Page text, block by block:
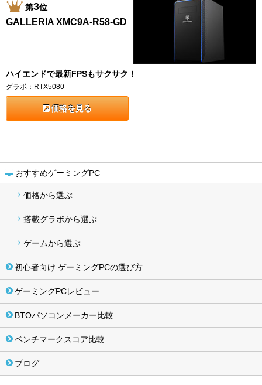
おすすめゲーミングPC
価格から選ぶ
搭載グラボから選ぶ
ゲームから選ぶ
初心者向け ゲーミングPCの選び方
ゲーミングPCレビュー
BTOパソコンメーカー比較
ベンチマークスコア比較
ブログ
第3位
GALLERIA XMC9A-R58-GD
ハイエンドで最新FPSもサクサク！
グラボ：RTX5080
価格を見る